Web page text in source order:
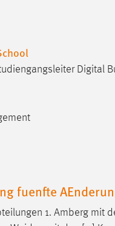
Digital
fuenfte
1. Amberg mit